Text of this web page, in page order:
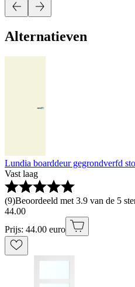
Alternatieven
Lundia boarddeur gegrondverfd
Vast laag
(9)Beoordeeld met 3.9 van de 5
44.00
Prijs: 44.00 euro